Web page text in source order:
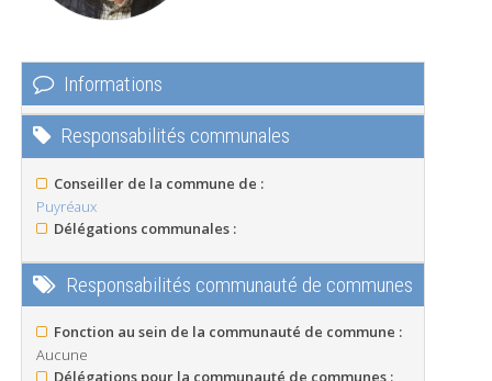
Informations
Responsabilités communales
Conseiller de la commune de :
Puyréaux
Délégations communales :
Responsabilités communauté de communes
Fonction au sein de la communauté de commune :
Aucune
Délégations pour la communauté de communes :